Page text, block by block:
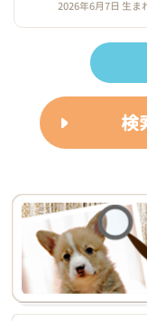
2026年6月7日 生ま
検